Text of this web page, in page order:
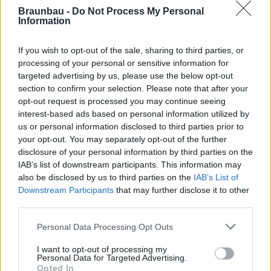
Braunbau - Do Not Process My Personal
Information
If you wish to opt-out of the sale, sharing to third parties, or
processing of your personal or sensitive information for
targeted advertising by us, please use the below opt-out
section to confirm your selection. Please note that after your
opt-out request is processed you may continue seeing
interest-based ads based on personal information utilized by
us or personal information disclosed to third parties prior to
your opt-out. You may separately opt-out of the further
disclosure of your personal information by third parties on the
IAB’s list of downstream participants. This information may
also be disclosed by us to third parties on the IAB’s List of
Downstream Participants that may further disclose it to other
Personal Data Processing Opt Outs
I want to opt-out of processing my
Personal Data for Targeted Advertising.
Opted In
éghető anyagú hőszigeteléssel és
fóliaterítéssel, nem járható kivitelben, minden
szükséges segédanyaggal együtt)
bruttó 14 173 Ft/m2munkadíj,illetve:
- 30 cm vastagság esetén bruttó 10
636 Ft/m2anyagár,
- 40 cm vastagság esetén bruttó 13
037 Ft/m2anyagár,
Tetősík hőszigetelése esetén